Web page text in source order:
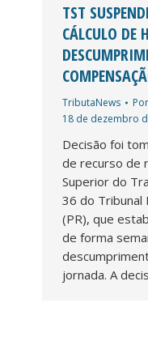
TST
CÁLCULO DE
TributaNews Por
18 de dezembro
Decisão foi
de recurso de
Superior do
36 do Tribunal
(PR), que
de forma
jornada. A